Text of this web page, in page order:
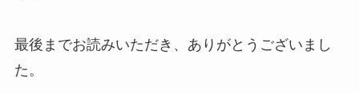
最後までお読みいただき、ありがとうございまし
た。